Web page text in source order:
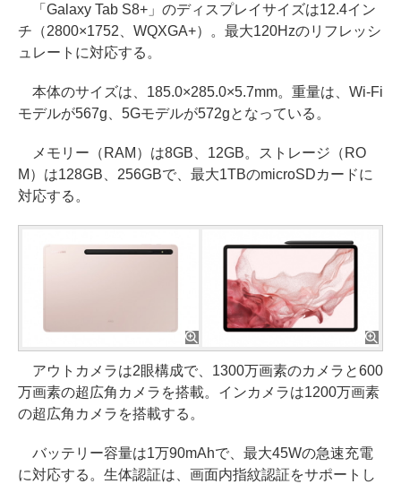
「Galaxy Tab S8+」のディスプレイサイズは12.4イン
チ（2800×1752、WQXGA+）。最大120Hzのリフレッシ
ュレートに対応する。
本体のサイズは、185.0×285.0×5.7mm。重量は、Wi-Fi
モデルが567g、5Gモデルが572gとなっている。
メモリー（RAM）は8GB、12GB。ストレージ（RO
M）は128GB、256GBで、最大1TBのmicroSDカードに
対応する。
アウトカメラは2眼構成で、1300万画素のカメラと600
万画素の超広角カメラを搭載。インカメラは1200万画素
の超広角カメラを搭載する。
バッテリー容量は1万90mAhで、最大45Wの急速充電
に対応する。生体認証は、画面内指紋認証をサポートし